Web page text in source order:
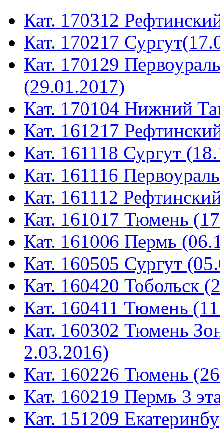
Кат. 170312
Кат. 170217
Кат. 170129
(29.01.2017)
Кат. 170104 Нижний
Кат. 161217
Кат. 161118 Сургут
Кат. 161116
Кат. 161112
Кат. 161017 Тюмень
Кат. 161006 Пермь
Кат. 160505 Сургут
Кат. 160420 Тобольск
Кат. 160411 Тюмень
Кат. 160302 Тюмень
2.03.2016)
Кат. 160226 Тюмень
Кат. 160219 Пермь 3
Кат. 151209